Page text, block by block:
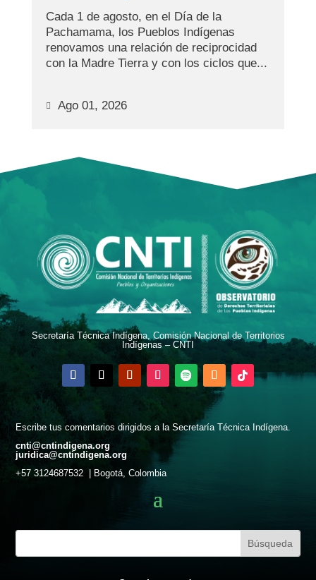
Cada 1 de agosto, en el Día de la
Pachamama, los Pueblos Indígenas
renovamos una relación de reciprocidad
con la Madre Tierra y con los ciclos que...
Ago 01, 2026
Secretaría Técnica Indígena, Comisión Nacional de Territorios
Indígenas – CNTI
Escribe tus comentarios dirigidos a la Secretaría Técnica Indígena.
cnti@cntindigena.org
juridica@cntindigena.org
+57 3124687532 | Bogotá, Colombia